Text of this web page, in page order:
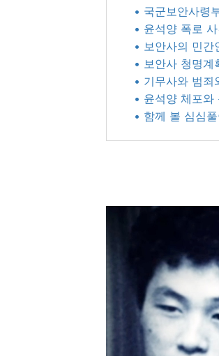
• 국군보안사령
• 윤석양 폭로 사
• 보안사의 민간
• 보안사 청명계
• 기무사와 범죄
• 윤석양 체포와
• 함께 볼 심심